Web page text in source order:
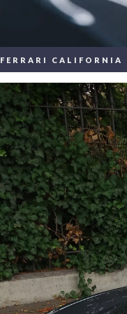
FERRARI CALIFORNIA